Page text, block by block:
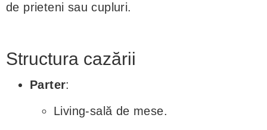
de prieteni sau cupluri.
Structura cazării
Parter:
Living-sală de mese.